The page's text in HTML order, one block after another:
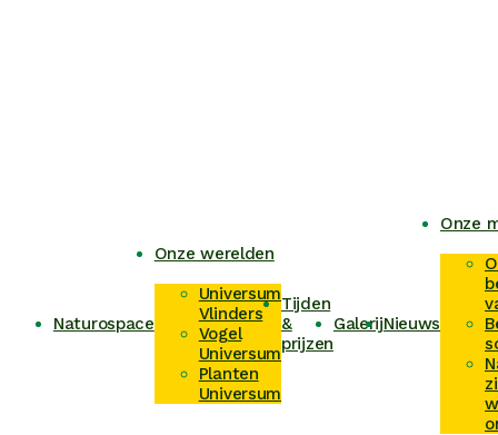
Naturospace
Onze werelden
Universum
Vlinders
Vogel
Universum
Planten
Universum
Tijden
&
prijzen
GalerijNieuws
Onze